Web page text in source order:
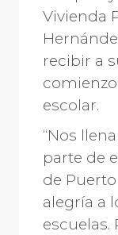
Vivienda
recibir a
escolar.
“Nos
parte de
de
alegría a
escuelas.